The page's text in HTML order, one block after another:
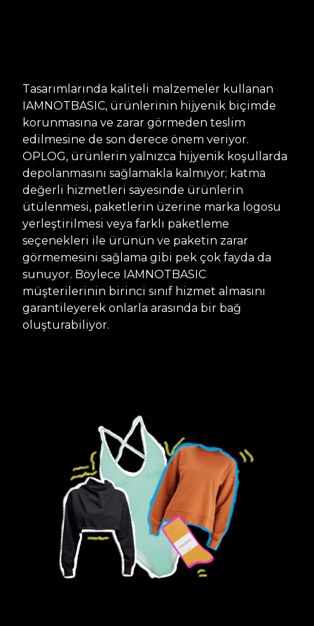
Tasarımlarında kaliteli malzemeler kullanan
IAMNOTBASIC, ürünlerinin hijyenik biçimde
korunmasına ve zarar görmeden teslim
edilmesine de son derece önem veriyor.
OPLOG, ürünlerin yalnızca hijyenik koşullarda
depolanmasını sağlamakla kalmıyor; katma
değerli hizmetleri sayesinde ürünlerin
ütülenmesi, paketlerin üzerine marka logosu
yerleştirilmesi veya farklı paketleme
seçenekleri ile ürünün ve paketin zarar
görmemesini sağlama gibi pek çok fayda da
sunuyor. Böylece IAMNOTBASIC
müşterilerinin birinci sınıf hizmet almasını
garantileyerek onlarla arasında bir bağ
oluşturabiliyor.